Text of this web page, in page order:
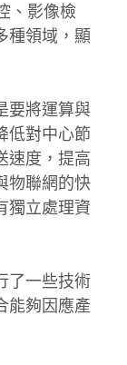
、影像檢
種領域，顯
要將運算與
低對中心節
速度，提高
物聯網的快
獨立處理資
了一些技術
能夠因應產